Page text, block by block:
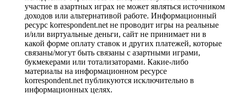
участие в азартных играх не может являться источником
доходов или альтернативой работе. Информационный
ресурс korrespondent.net не проводит игры на реальные
и/или виртуальные деньги, сайт не принимает ни в
какой форме оплату ставок и других платежей, которые
связаны/могут быть связаны с азартными играми,
букмекерами или тотализаторами. Какие-либо
материалы на информационном ресурсе
korrespondent.net публикуются исключительно в
информационных целях.